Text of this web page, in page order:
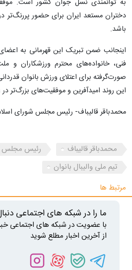
به توانمندی نسل جوان کشور است.
دختران مستعد ایران برای حضور پررنگ‌تر
باشد.
اینجانب ضمن تبریک این قهرمانی به اعضای
فنی، خانواده‌های محترم ورزشکاران و
صورت‌گرفته برای اعتلای ورزش بانوان
این روند امیدآفرین و موفقیت‌های بزرگ‌تر
محمدباقر قالیباف- رئیس مجلس شورای
محمدباقر قالیباف
رئیس مجلس
تیم ملی والیبال بانوان
مرتبط ها
ما را در شبکه های اجتماعی
با عضویت در شبکه های اجتماعی
از آخرین اخبار مطلع شوید